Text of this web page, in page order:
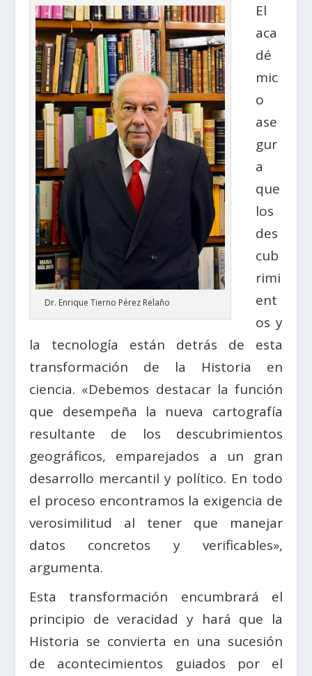
Dr. Enrique Tierno Pérez Relaño
El
aca
dé
mic
o
ase
gur
a
que
los
des
cub
rimi
ent
os y
la tecnología están detrás de esta
transformación de la Historia en
ciencia. «Debemos destacar la función
que desempeña la nueva cartografía
resultante de los descubrimientos
geográficos, emparejados a un gran
desarrollo mercantil y político. En todo
el proceso encontramos la exigencia de
verosimilitud al tener que manejar
datos concretos y verificables»,
argumenta.
Esta transformación encumbrará el
principio de veracidad y hará que la
Historia se convierta en una sucesión
de acontecimientos guiados por el